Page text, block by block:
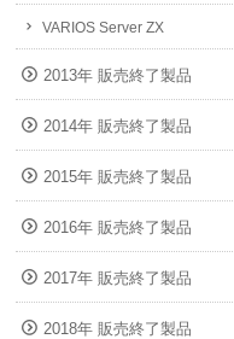
VARIOS Server ZX
2013年 販売終了製品
2014年 販売終了製品
2015年 販売終了製品
2016年 販売終了製品
2017年 販売終了製品
2018年 販売終了製品